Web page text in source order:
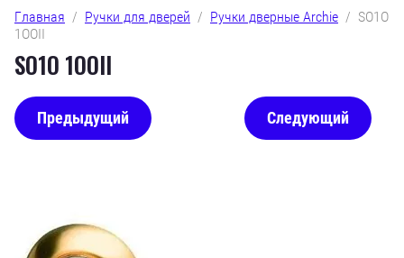
Главная
  /
Ручки для дверей
  /
Ручки дверные Archie
  /  SO1O
1OOII
SO1O 1OOII
Предыдущий Следующий